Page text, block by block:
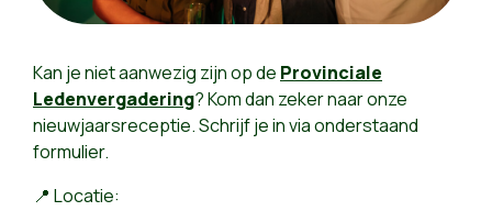
Kan je niet aanwezig zijn op de Provinciale
Ledenvergadering? Kom dan zeker naar onze
nieuwjaarsreceptie. Schrijf je in via onderstaand
formulier.
📍 Locatie: